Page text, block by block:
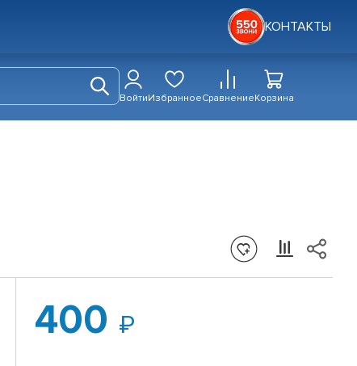
КОНТАКТЫ
ВойтиИзбранноеСравнениеКорзина
400